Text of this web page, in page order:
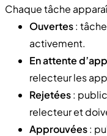
Chaque tâche
Ouvertes:
activement.
En attente
relecteur les
Rejetées:
relecteur et
Approuvées: